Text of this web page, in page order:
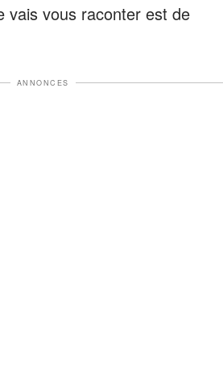
vais vous raconter est de
ANNONCES